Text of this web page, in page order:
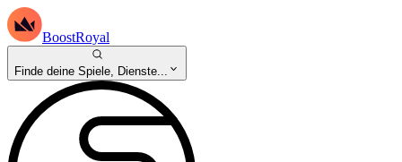
BoostRoyal
Finde deine Spiele, Dienste...